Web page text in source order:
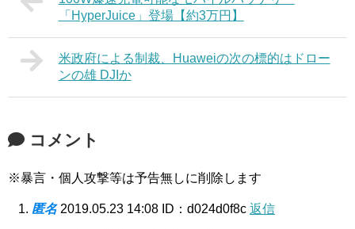
「HyperJuice」登場【約3万円】
米政府による制裁、Huaweiの次の標的はドロー
ンの雄 DJIか
コメント
※暴言・個人攻撃等は予告無しに削除します
匿名 2019.05.23 14:08 ID：d024d0f8c 返信